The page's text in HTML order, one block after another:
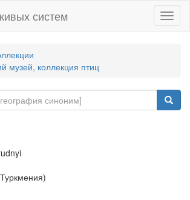
систем
музей, коллекция птиц